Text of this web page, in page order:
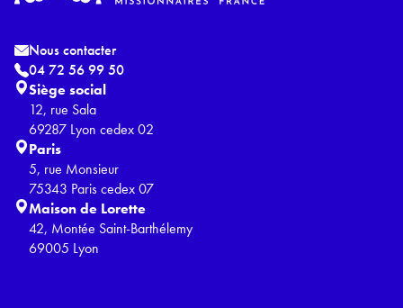
Nous contacter
04 72 56 99 50
Siège social
12, rue Sala
69287 Lyon cedex 02
Paris
5, rue Monsieur
75343 Paris cedex 07
Maison de Lorette
42, Montée Saint-Barthélemy
69005 Lyon